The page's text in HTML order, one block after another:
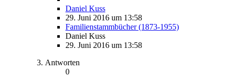
Daniel Kuss
29. Juni 2016 um 13:58
Familienstammbücher (1873-1955)
Daniel Kuss
29. Juni 2016 um 13:58
Antworten
0